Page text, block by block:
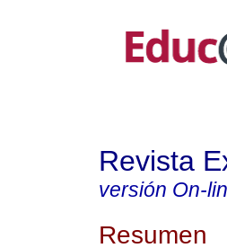
Revista
versión On-
Resumen